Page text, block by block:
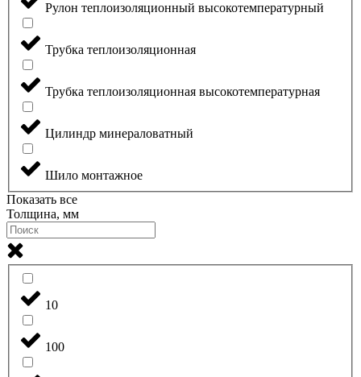
Рулон теплоизоляционный высокотемпературный
Трубка теплоизоляционная
Трубка теплоизоляционная высокотемпературная
Цилиндр минераловатный
Шило монтажное
Показать все
Толщина, мм
10
100